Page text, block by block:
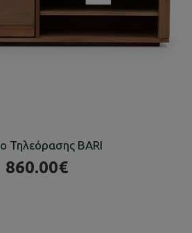
Τηλεόρασης BARI
860.00€